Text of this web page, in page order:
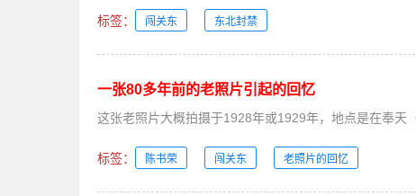
标签： 闯关东 东北封禁
一张80多年前的老照片引起的回忆
这张老照片大概拍摄于1928年或1929年，地点是在奉天
标签： 陈书荣 闯关东 老照片的回忆